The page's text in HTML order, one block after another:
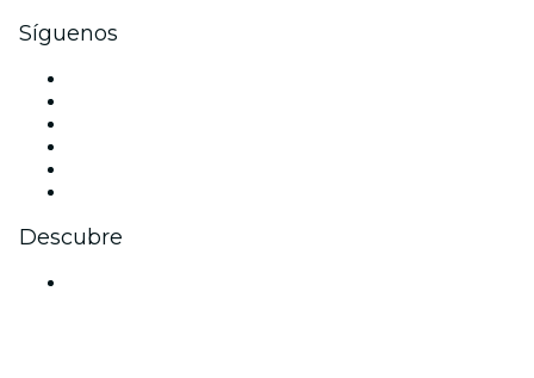
Síguenos
Descubre